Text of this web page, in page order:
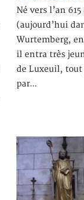
Né vers l’an
(aujourd’hui
Wurtemberg,
il entra très
de Luxeuil, tout
par…